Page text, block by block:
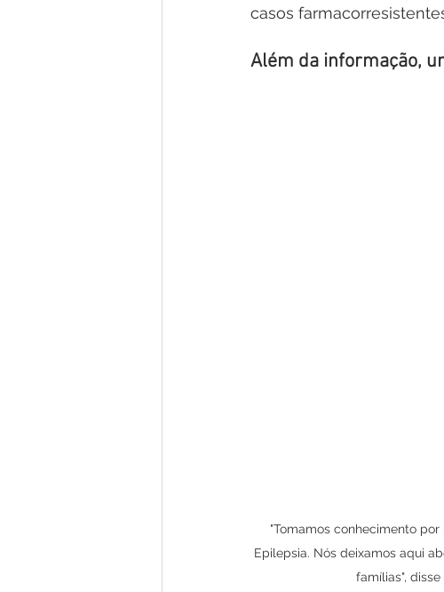
casos
Além da informação,
"Tomamos conhecimento
Epilepsia. Nós deixamos aqui
famílias",